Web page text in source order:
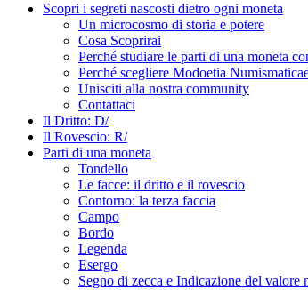
Scopri i segreti nascosti dietro ogni moneta
Un microcosmo di storia e potere
Cosa Scoprirai
Perché studiare le parti di una moneta
Perché scegliere Modoetia
Unisciti alla nostra community
Contattaci
Il Dritto: D/
Il Rovescio: R/
Parti di una moneta
Tondello
Le facce: il dritto e il rovescio
Contorno: la terza faccia
Campo
Bordo
Legenda
Esergo
Segno di zecca e Indicazione del valore